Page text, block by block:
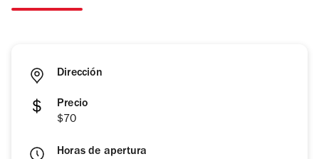
Dirección
Precio
$70
Horas de apertura